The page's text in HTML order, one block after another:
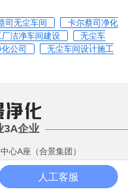
司无尘车间
卡尔蔡司净化
厂洁净车间建设
无尘车
公司
无尘车间设计施工
3A企业
心A座（合景集团）
2001-2022
人工客服